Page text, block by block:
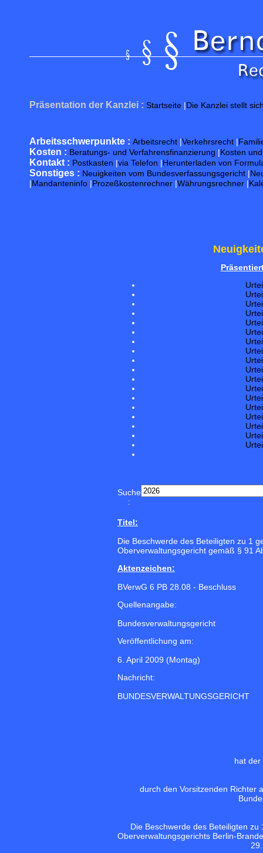
Präsentation der Kanzlei : Startseite |Die Kanzlei stellt
Arbeitsschwerpunkte : Arbeitsrecht |Verkehrsrecht |
Kosten : Beratungs- und Verfahrensfinanzierung |Kosten
Kontakt : Postkasten |via Telefon |Herunterladen von
Sonstiges : Neuigkeiten vom Bundesverfassungsgericht |
|Mandanteninfo |Prozeßkostenrechner |Währungsrechner |
Suche
:
Titel:
Die Beschwerde des Beteiligten zu 1
Oberverwaltungsgericht gemäß § 91
Aktenzeichen:
BVerwG 6 PB 28.08 - Beschluss
Quellenangabe:
Bundesverwaltungsgericht
Veröffentlichung am:
6. April 2009 (Montag)
Nachricht:
BUNDESVERWALTUNGSGERICHT
hat der
durch den Vorsitzenden Richter
Die Beschwerde des Beteiligten
Oberverwaltungsgerichts Berlin-